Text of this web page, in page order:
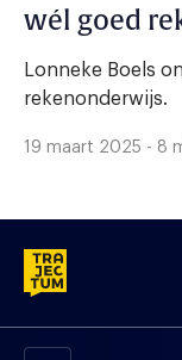
wél goed
Lonneke Boels
rekenonderwijs.
19 maart 2025 - 8